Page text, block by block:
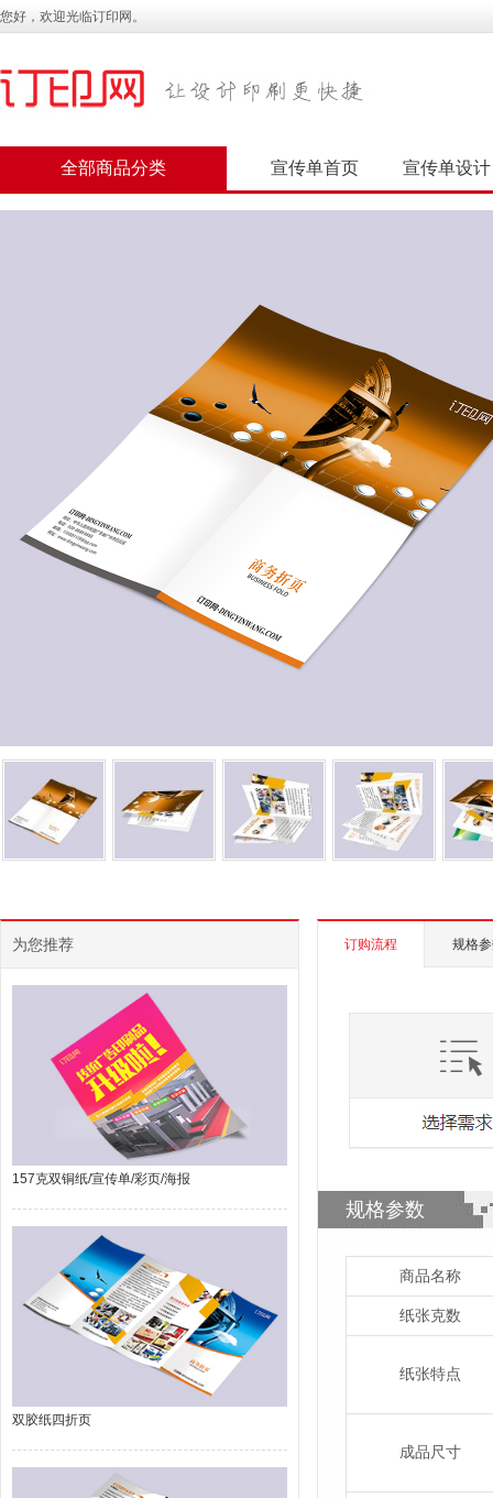
您好，欢迎光临订印网。
全部商品分类 宣传单首页 宣传单设计
为您推荐
157克双铜纸/宣传单/彩页/海报
双胶纸四折页
订购流程 规格
规格参数
商品名称
纸张克数
纸张特点
成品尺寸